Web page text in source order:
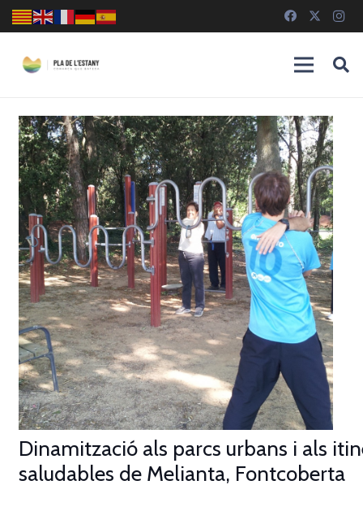
Dinamització als parcs urbans i als
saludables de Melianta, Fontcoberta